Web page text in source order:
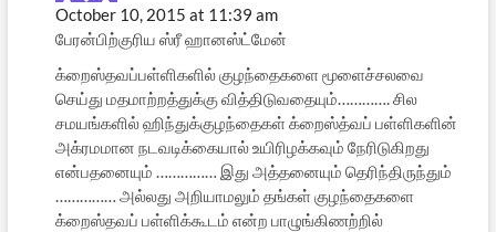
October 10, 2015 at 11:39 am
பேரன்பிற்குரிய ஸ்ரீ ஹானஸ்ட்மேன்
க்றைஸ்தவப்பள்ளிகளில் குழந்தைகளை மூளைச்சலவை
செய்து மதமாற்றத்துக்கு வித்திடுவதையும்…………. சில
சமயங்களில் ஹிந்துக்குழந்தைகள் க்றைஸ்த்வப் பள்ளிகளின்
அக்ரமமான நடவடிக்கையால் உயிரிழக்கவும் நேரிடுகிறது
என்பதனையும் …………… இது அத்தனையும் தெரிந்திருந்தும்
…………… அல்லது அறியாமலும் தங்கள் குழந்தைகளை
க்றைஸ்தவப் பள்ளிக்கூடம் என்ற பாழுங்கிணற்றில்